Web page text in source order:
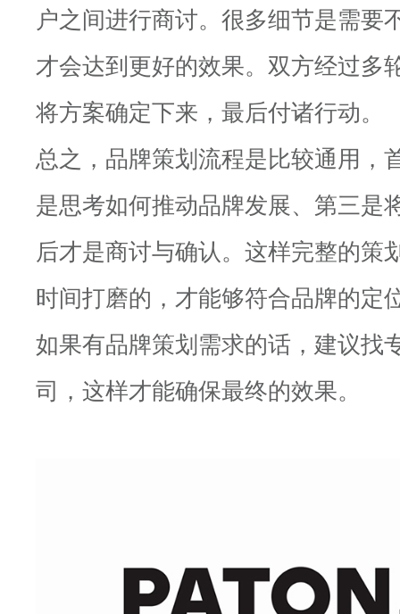
户之间进行商讨。很多细节是需要
才会达到更好的效果。双方经过多
将方案确定下来，最后付诸行动。
总之，品牌策划流程是比较通用，
是思考如何推动品牌发展、第三是
后才是商讨与确认。这样完整的策
时间打磨的，才能够符合品牌的定
如果有品牌策划需求的话，建议找
司，这样才能确保最终的效果。